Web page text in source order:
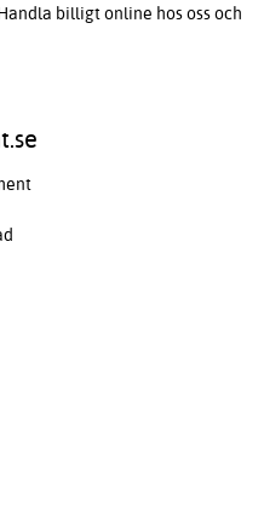
billigt online hos oss och